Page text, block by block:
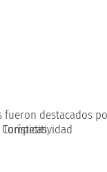
fueron destacados